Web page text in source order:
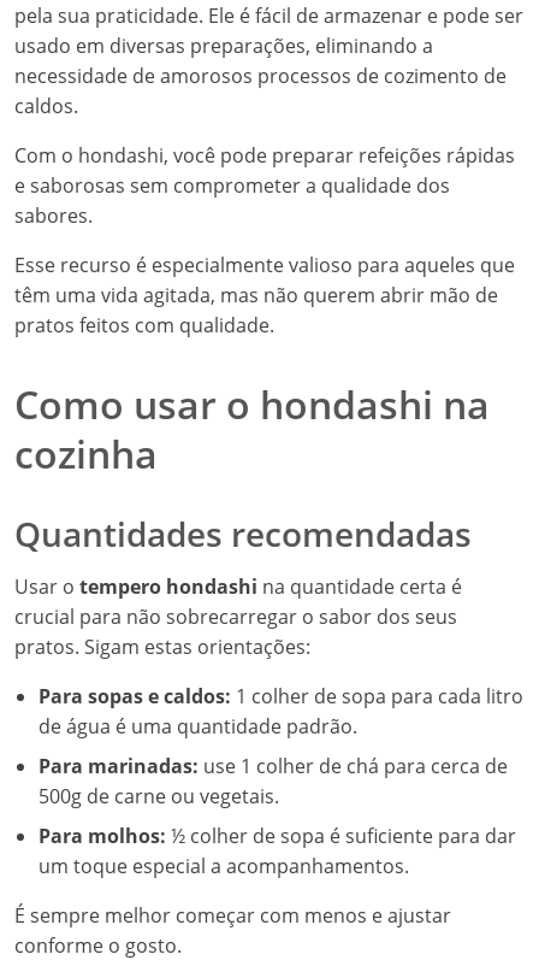
pela sua praticidade. Ele é fácil de armazenar e pode ser
usado em diversas preparações, eliminando a
necessidade de amorosos processos de cozimento de
caldos.
Com o hondashi, você pode preparar refeições rápidas
e saborosas sem comprometer a qualidade dos
sabores.
Esse recurso é especialmente valioso para aqueles que
têm uma vida agitada, mas não querem abrir mão de
pratos feitos com qualidade.
Como usar o hondashi na
cozinha
Quantidades recomendadas
Usar o tempero hondashi na quantidade certa é
crucial para não sobrecarregar o sabor dos seus
pratos. Sigam estas orientações:
Para sopas e caldos: 1 colher de sopa para cada litro
de água é uma quantidade padrão.
Para marinadas: use 1 colher de chá para cerca de
500g de carne ou vegetais.
Para molhos: ½ colher de sopa é suficiente para dar
um toque especial a acompanhamentos.
É sempre melhor começar com menos e ajustar
conforme o gosto.